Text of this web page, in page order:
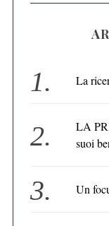
La
LA
suoi
Un